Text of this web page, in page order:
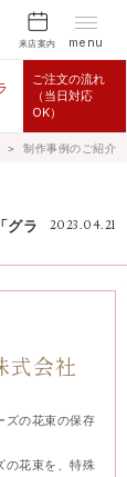
来店案内 menu
ご注文の流れ
（当日対応
OK）
＞ 制作事例のご紹介
2023.04.21
グラ
式会社
ズの花束の保存
の花束を、特殊